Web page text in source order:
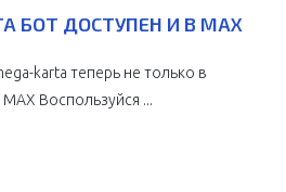
БОТ ДОСТУПЕН И В MAX
karta теперь не только в
Воспользуйся ...